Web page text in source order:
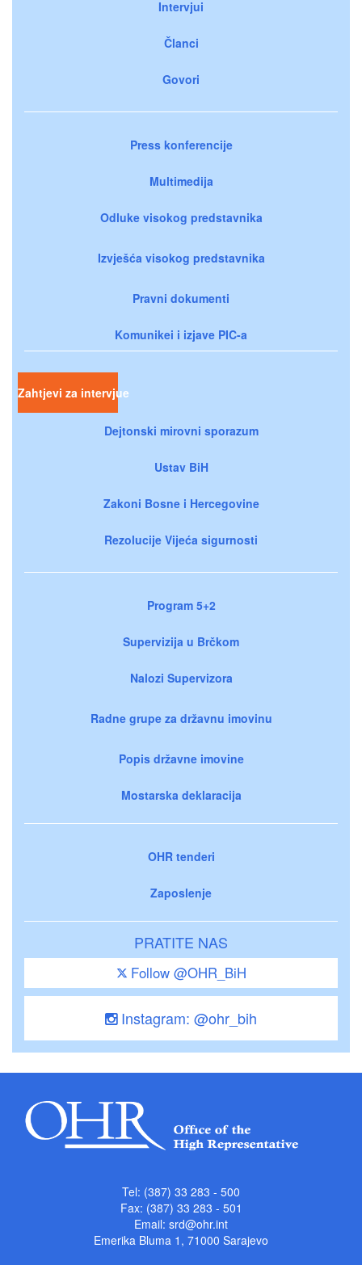
Intervjui
Članci
Govori
Press konferencije
Multimedija
Odluke visokog predstavnika
Izvješća visokog predstavnika
Pravni dokumenti
Komunikei i izjave PIC-a
Zahtjevi za intervjue
Dejtonski mirovni sporazum
Ustav BiH
Zakoni Bosne i Hercegovine
Rezolucije Vijeća sigurnosti
Program 5+2
Supervizija u Brčkom
Nalozi Supervizora
Radne grupe za državnu imovinu
Popis državne imovine
Mostarska deklaracija
OHR tenderi
Zaposlenje
PRATITE NAS
Follow @OHR_BiH
Instagram: @ohr_bih
Tel: (387) 33 283 - 500
Fax: (387) 33 283 - 501
Email: srd@ohr.int
Emerika Bluma 1, 71000 Sarajevo